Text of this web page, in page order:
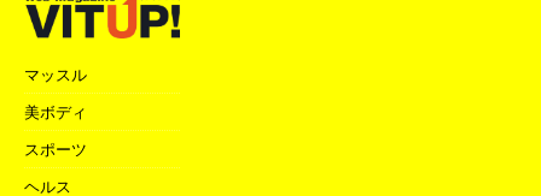
マッスル
美ボディ
スポーツ
ヘルス